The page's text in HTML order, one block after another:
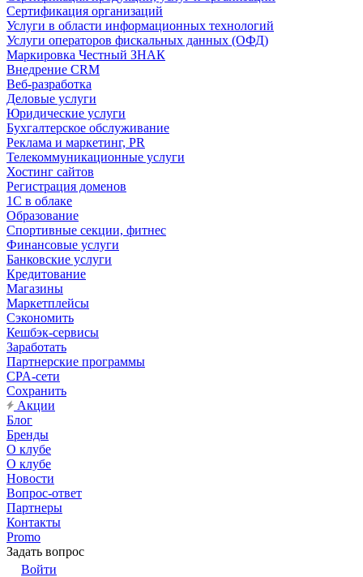
Сертификация организаций
Услуги в области информационных технологий
Услуги операторов фискальных данных (ОФД)
Маркировка Честный ЗНАК
Внедрение CRM
Веб-разработка
Деловые услуги
Юридические услуги
Бухгалтерское обслуживание
Реклама и маркетинг, PR
Телекоммуникационные услуги
Хостинг сайтов
Регистрация доменов
1С в облаке
Образование
Спортивные секции, фитнес
Финансовые услуги
Банковские услуги
Кредитование
Магазины
Маркетплейсы
Сэкономить
Кешбэк-сервисы
Заработать
Партнерские программы
CPA-сети
Сохранить
Акции
Блог
Бренды
О клубе
О клубе
Новости
Вопрос-ответ
Партнеры
Контакты
Promo
Задать вопрос
Войти